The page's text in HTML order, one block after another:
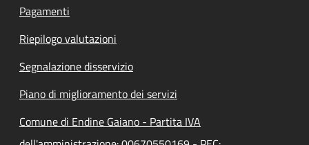
Pagamenti
Riepilogo valutazioni
Segnalazione disservizio
Piano di miglioramento dei servizi
Comune di Endine Gaiano - Partita IVA